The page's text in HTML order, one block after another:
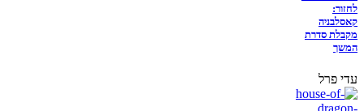
לחזור:
קאסלבניה
מקבלת סדרת
המשך
עדי פרל